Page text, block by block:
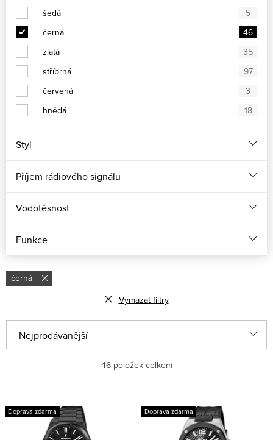
šedá
5
černá
46
zlatá
35
stříbrná
97
červená
3
hnědá
18
Styl
Příjem rádiového signálu
Vodotěsnost
Funkce
černá
Vymazat filtry
a
n
Nejprodávanější
Abecedně
46položek celkem
V
ý
Doprava zdarma Doprava zdarma